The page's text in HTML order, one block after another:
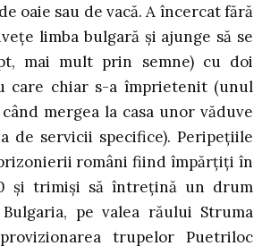
oaie sau de vacă. A încercat fără
limba bulgară şi ajunge să se
mai mult prin semne) cu doi
care chiar s-a împrietenit (unul
mergea la casa unor văduve
de servicii specifice). Peripeţiile
români fiind împărţiţi în
şi trimişi să întreţină un drum
pe valea răului Struma
trupelor Puetriloc